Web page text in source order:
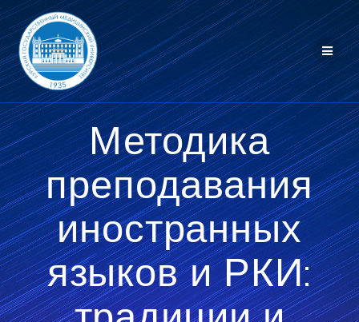
Перейти
к
контенту
Методика
преподавания
иностранных
языков и РКИ: